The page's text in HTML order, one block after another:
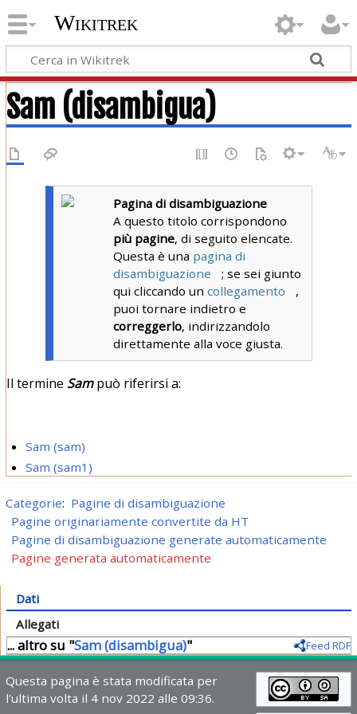
Wikitrek
Sam (disambigua)
Pagina di disambiguazione
A questo titolo corrispondono
più pagine, di seguito elencate.
Questa è una pagina di
disambiguazione
; se sei giunto
qui cliccando uncollegamento
,
puoi tornare indietro e
correggerlo, indirizzandolo
direttamente alla voce giusta.
Il termine Sampuò riferirsi a:
Sam (sam)
Sam (sam1)
Categorie: Pagine di disambiguazione
Pagine originariamente convertite da HT
Pagine di disambiguazione generate automaticamente
Pagine generata automaticamente
Dati
Allegati
... altro su "Sam (disambigua)" Feed RDF
Questa pagina è stata modificata per
l'ultima volta il 4 nov 2022 alle 09:36.